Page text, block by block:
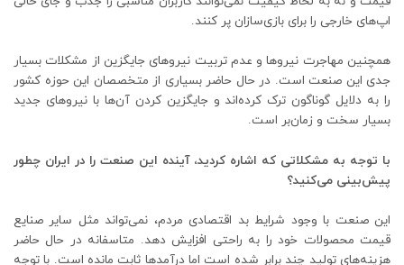
اپ‌های خارجی را برای بازی‎‌سازان پر کنند.
همچنین مهاجرت نیروها و عدم تربیت نیروهای جایگزین از مشکلات بسیار
جدی این صنعت است. در حال حاضر بسیاری از متخصصان این حوزه کشور
را به دلایل گوناگون ترک کرده‌اند و جایگزین کردن آن‌ها با نیروهای جدید
بسیار سخت و زمان‌بر است.
با توجه به مشکلاتی که اشاره کردید، آینده این صنعت را در ایران چطور
پیش‌بینی می‌کنید؟
این صنعت با وجود شرایط بد اقتصادی مردم، نمی‌تواند مثل سایر صنایع
قیمت‌ محصولات خود را به راحتی افزایش دهد. متاسفانه در حال حاضر
هزینه‌های تولید چند برابر شده است اما درآمدها ثابت مانده است. با توجه